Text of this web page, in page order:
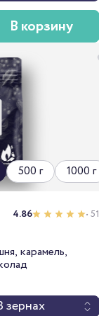
В корзину
500 г 1000 г
4.86 • 51
карамель,
зернах